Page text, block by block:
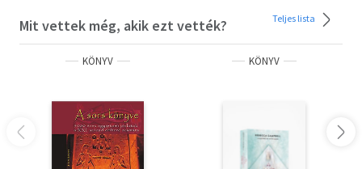
Mit vettek még, akik ezt vették? Teljes lista
KÖNYV KÖNYV